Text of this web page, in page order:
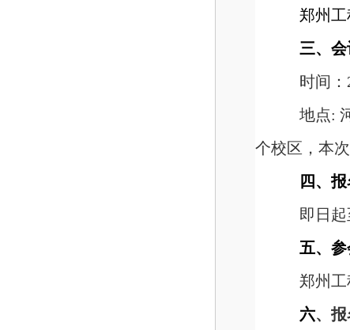
郑州
三、
时间：
地点:
个校区，本
四、报
即日起
五、
郑州
六、报